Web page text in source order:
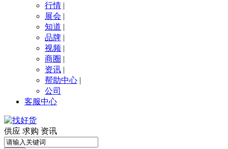
行情 |
展会 |
知道 |
品牌 |
视频 |
商圈 |
资讯 |
帮助中心 |
公司
客服中心
供应 求购 资讯